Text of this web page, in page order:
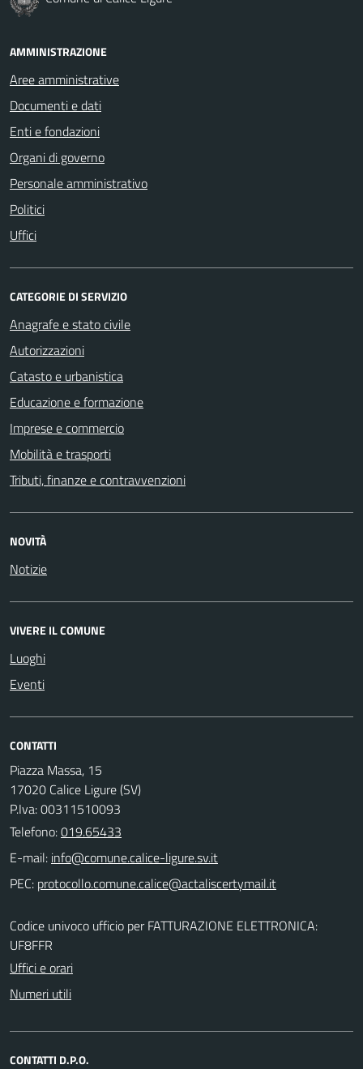
AMMINISTRAZIONE
Aree amministrative
Documenti e dati
Enti e fondazioni
Organi di governo
Personale amministrativo
Politici
Uffici
CATEGORIE DI SERVIZIO
Anagrafe e stato civile
Autorizzazioni
Catasto e urbanistica
Educazione e formazione
Imprese e commercio
Mobilità e trasporti
Tributi, finanze e contravvenzioni
NOVITÀ
Notizie
VIVERE IL COMUNE
Luoghi
Eventi
CONTATTI
Piazza Massa, 15
17020 Calice Ligure (SV)
P.Iva: 00311510093
Telefono:019.65433
E-mail:
PEC:
Codice univoco ufficio per FATTURAZIONE ELETTRONICA:
UF8FFR
Uffici e orari
Numeri utili
CONTATTI D.P.O.